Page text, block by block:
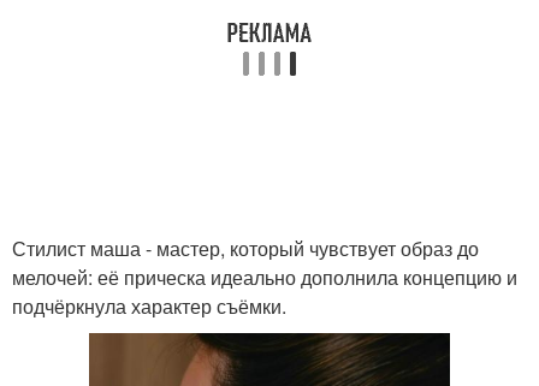
Стилист маша - мастер, который чувствует образ до
мелочей: её прическа идеально дополнила концепцию и
подчёркнула характер съёмки.